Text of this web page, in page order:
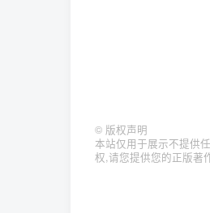
© 版权声明
本站仅用于展示不提供
权,请您提供您的正版著